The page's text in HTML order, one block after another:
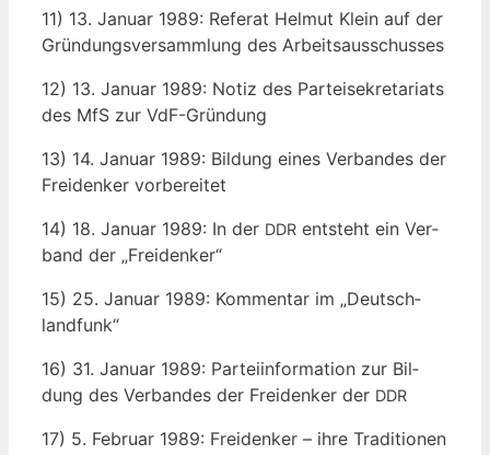
11) 13. Janu­ar 1989: Refe­rat Hel­mut Klein auf der
Grün­dungs­ver­samm­lung des Arbeitsausschusses
12) 13. Janu­ar 1989: Notiz des Par­tei­se­kre­ta­ri­ats
des MfS zur VdF-Gründung
13) 14. Janu­ar 1989: Bil­dung eines Ver­ban­des der
Frei­den­ker vorbereitet
14) 18. Janu­ar 1989: In der DDR ent­steht ein Ver­
band der „Frei­den­ker“
15) 25. Janu­ar 1989: Kom­men­tar im „Deutsch­
land­funk“
16) 31. Janu­ar 1989: Par­tei­in­for­ma­ti­on zur Bil­
dung des Ver­ban­des der Frei­den­ker der DDR
17) 5. Febru­ar 1989: Frei­den­ker – ihre Tra­di­tio­nen